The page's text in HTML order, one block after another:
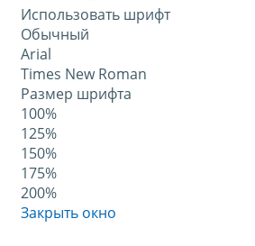
Использовать шрифт
Обычный
Arial
Times New Roman
Размер шрифта
100%
125%
150%
175%
200%
Закрыть окно